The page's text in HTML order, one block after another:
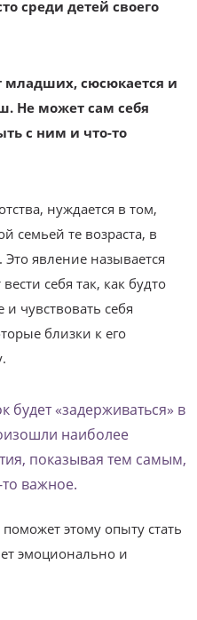
среди детей своего
младших, сюсюкается и
Не может сам себя
с ним и что-то
нуждается в том,
семьей те возраста, в
явление называется
себя так, как будто
чувствовать себя
близки к его
будет «задерживаться» в
наиболее
показывая тем самым,
то важное.
этому опыту стать
эмоционально и